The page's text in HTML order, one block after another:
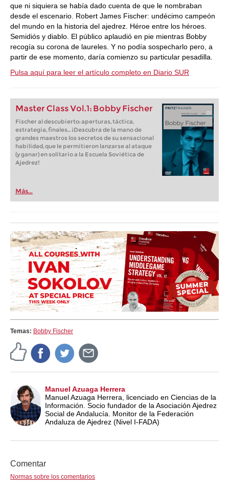
que ni siquiera se había dado cuenta de que le nombraban
desde el escenario. Robert James Fischer: undécimo campeón
del mundo en la historia del ajedrez. Héroe entre los héroes.
Semidiós y diablo. El público aplaudió en pie mientras Bobby
recogía su corona de laureles. Y no podía sospecharlo pero, a
partir de ese momento, daría comienzo su particular pesadilla.
Pulsa aquí para leer el artículo completo en Diario SUR
Master Class Vol.1: Bobby Fischer
Fischer al descubierto: aperturas, táctica,
estrategia, finales... ¡Descubra de la mano de
grandes maestros los secretos de su sensacional
habilidad, que le permitieron lanzarse al ataque
(y ganar) en solitario a la Escuela Soviética de
Ajedrez!
Más...
Temas: Bobby Fischer
Manuel Azuaga Herrera
Manuel Azuaga Herrera, licenciado en Ciencias de la
Información. Socio fundador de la Asociación Ajedrez
Social de Andalucía. Monitor de la Federación
Andaluza de Ajedrez (Nivel I-FADA)
Comentar
Normas sobre los comentarios